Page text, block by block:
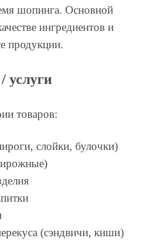
шопинга. Основной
ингредиентов и
продукции.
услуги
товаров:
слойки, булочки)
(сэндвичи, киши)